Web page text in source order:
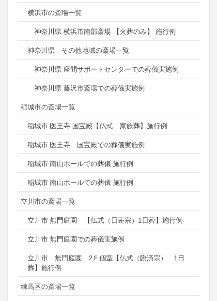
横浜市の斎場一覧
神奈川県 横浜市南部斎場 【火葬のみ】 施行例
神奈川県 その他地域の斎場一覧
神奈川県 座間サポートセンターでの葬儀実施例
神奈川県 藤沢市斎場での葬儀実施例
稲城市の斎場一覧
稲城市 医王寺 国宝殿【仏式 家族葬】施行例
稲城市 医王寺 国宝殿での葬儀実施例
稲城市 南山ホールでの葬儀 施行例
稲城市 南山ホールでの葬儀 施行例
立川市の斎場一覧
立川市 無門庭園 【仏式（日蓮宗）1日葬】施行例
立川市 無門庭園での葬儀実施例
立川市 無門庭園 2Ｆ個室【仏式（臨済宗） 1日
葬】施行例
練馬区の斎場一覧